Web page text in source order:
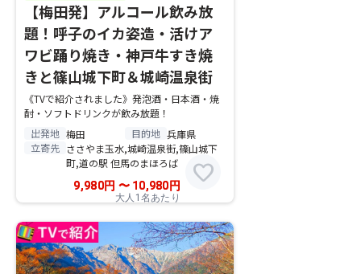
【梅田発】アルコール飲み放
題！呼子のイカ姿造・活けア
ワビ踊り焼き・神戸牛すき焼
きと篠山城下町＆城崎温泉街
《TVで紹介されました》発泡酒・日本酒・焼
酎・ソフトドリンクが飲み放題！
出発地 梅田 目的地 兵庫県
立寄先 ささやま玉水,城崎温泉街,篠山城下
町,道の駅 但馬のまほろば
9,980円 〜10,980 円
大人1名あたり
favorite